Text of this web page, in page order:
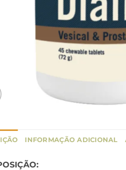
INFORMAÇÃO ADICIONAL